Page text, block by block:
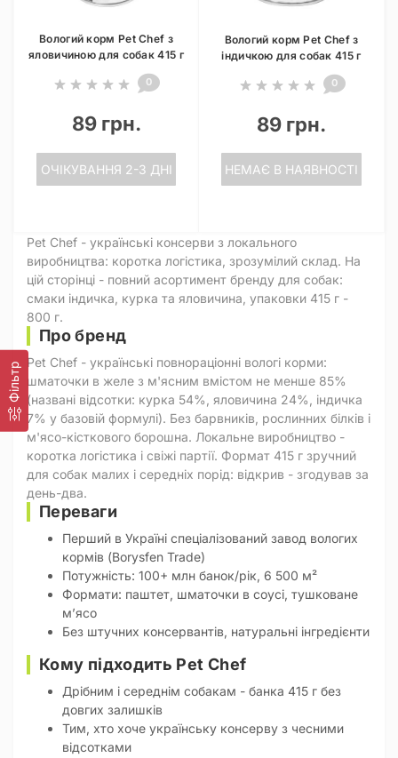
Фільтр
Вологий корм Pet Chef з
яловичиною для собак 415 г
0
89 грн.
ОЧІКУВАННЯ 2-3 ДНІ
Вологий корм Pet Chef з
індичкою для собак 415 г
0
89 грн.
НЕМАЄ В НАЯВНОСТІ
Pet Chef - українські консерви з локального
виробництва: коротка логістика, зрозумілий склад. На
цій сторінці - повний асортимент бренду для собак:
смаки індичка, курка та яловичина, упаковки 415 г -
800 г.
Про бренд
Pet Chef - українські повнораціонні вологі корми:
шматочки в желе з м'ясним вмістом не менше 85%
(названі відсотки: курка 54%, яловичина 24%, індичка
7% у базовій формулі). Без барвників, рослинних білків і
м'ясо-кісткового борошна. Локальне виробництво -
коротка логістика і свіжі партії. Формат 415 г зручний
для собак малих і середніх порід: відкрив - згодував за
день-два.
Переваги
Перший в Україні спеціалізований завод вологих
кормів (Borysfen Trade)
Потужність: 100+ млн банок/рік, 6 500 м²
Формати: паштет, шматочки в соусі, тушковане
м’ясо
Без штучних консервантів, натуральні інгредієнти
Кому підходить Pet Chef
Дрібним і середнім собакам - банка 415 г без
довгих залишків
Тим, хто хоче українську консерву з чесними
відсотками